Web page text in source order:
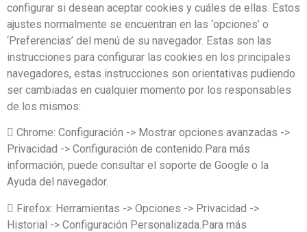
configurar si desean aceptar cookies y cuáles de ellas. Estos
ajustes normalmente se encuentran en las ‘opciones’ o
‘Preferencias’ del menú de su navegador. Estas son las
instrucciones para configurar las cookies en los principales
navegadores, estas instrucciones son orientativas pudiendo
ser cambiadas en cualquier momento por los responsables
de los mismos:
 Chrome: Configuración -> Mostrar opciones avanzadas ->
Privacidad -> Configuración de contenido.Para más
información, puede consultar el soporte de Google o la
Ayuda del navegador.
 Firefox: Herramientas -> Opciones -> Privacidad ->
Historial -> Configuración Personalizada.Para más